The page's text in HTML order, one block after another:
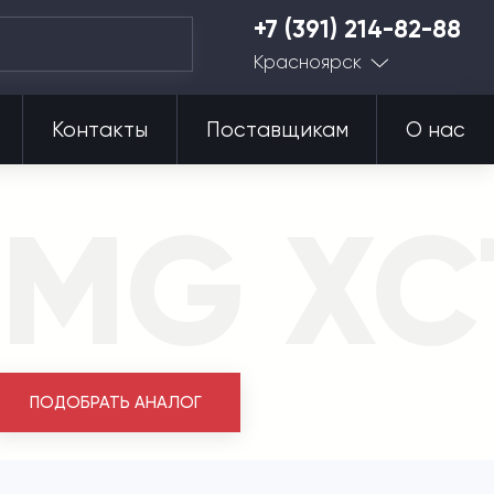
+7 (391) 214-82-88
Красноярск
Контакты Поставщикам О нас
ПОДОБРАТЬ АНАЛОГ